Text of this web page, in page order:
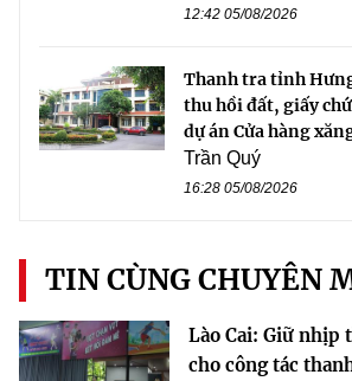
12:42 05/08/2026
Thanh tra tỉnh
thu hồi đất, giấy
dự án Cửa hàng
Trần Quý
16:28 05/08/2026
TIN CÙNG CHUYÊN
Lào Cai: Giữ nhịp
cho công tác